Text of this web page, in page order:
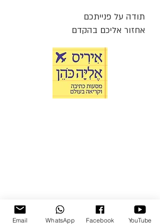
תודה על פנייתכם
אחזור אליכם בהקדם
Email WhatsApp Facebook YouTube